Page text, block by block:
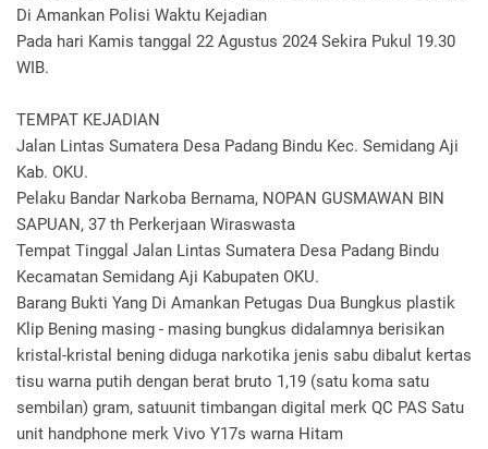
Di Amankan Polisi Waktu Kejadian
Pada hari Kamis tanggal 22 Agustus 2024 Sekira Pukul 19.30
WIB.
TEMPAT KEJADIAN
Jalan Lintas Sumatera Desa Padang Bindu Kec. Semidang Aji
Kab. OKU.
Pelaku Bandar Narkoba Bernama, NOPAN GUSMAWAN BIN
SAPUAN, 37 th Perkerjaan Wiraswasta
Tempat Tinggal Jalan Lintas Sumatera Desa Padang Bindu
Kecamatan Semidang Aji Kabupaten OKU.
Barang Bukti Yang Di Amankan Petugas Dua Bungkus plastik
Klip Bening masing - masing bungkus didalamnya berisikan
kristal-kristal bening diduga narkotika jenis sabu dibalut kertas
tisu warna putih dengan berat bruto 1,19 (satu koma satu
sembilan) gram, satuunit timbangan digital merk QC PAS Satu
unit handphone merk Vivo Y17s warna Hitam